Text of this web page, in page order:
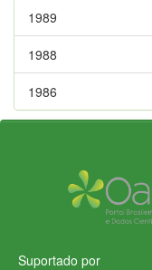
1989
1988
1986
Suportado por